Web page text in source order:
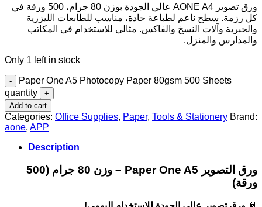
ورق تصوير AONE A4 عالي الجودة بوزن 80 جرام، 500 ورقة في
كل رزمة. سطح ناعم لطباعة حادة، مناسب للطابعات الليزرية
والحبرية وآلات النسخ والفاكس. مثالي للاستخدام في المكاتب
والمدارس والمنزل.
Only 1 left in stock
Paper One A5 Photocopy Paper 80gsm 500 Sheets
quantity
Add to cart
Categories: Office Supplies, Paper, Tools & Stationery Brand:
aone, APP
Description
ورق التصوير Paper One A5 – وزن 80 جرام (500
ورقة)